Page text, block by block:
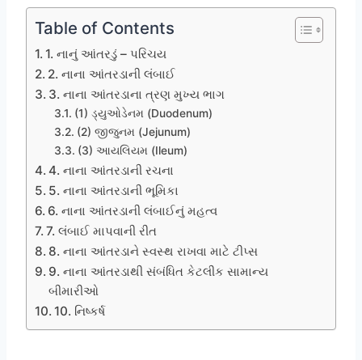
Table of Contents
1. નાનું આંતરડું – પરિચય
2. નાના આંતરડાની લંબાઈ
3. નાના આંતરડાના ત્રણ મુખ્ય ભાગ
(1) ડ્યુઓડેનમ (Duodenum)
(2) જીજુનમ (Jejunum)
(3) આયલિયમ (Ileum)
4. નાના આંતરડાની રચના
5. નાના આંતરડાની ભૂમિકા
6. નાના આંતરડાની લંબાઈનું મહત્વ
7. લંબાઈ માપવાની રીત
8. નાના આંતરડાને સ્વસ્થ રાખવા માટે ટીપ્સ
9. નાના આંતરડાથી સંબંધિત કેટલીક સામાન્ય
બીમારીઓ
10. નિષ્કર્ષ